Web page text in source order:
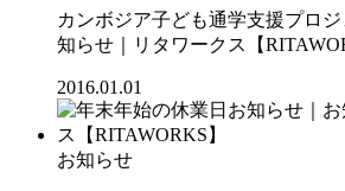
カンボジア子ども通学支援プロ
知らせ｜リタワークス【
2016.01.01
お知らせ